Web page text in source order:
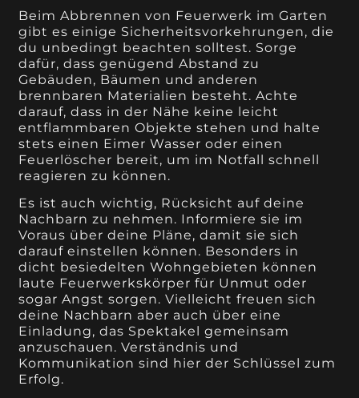
Beim Abbrennen von Feuerwerk im Garten
gibt es einige Sicherheitsvorkehrungen, die
du unbedingt beachten solltest. Sorge
dafür, dass genügend Abstand zu
Gebäuden, Bäumen und anderen
brennbaren Materialien besteht. Achte
darauf, dass in der Nähe keine leicht
entflammbaren Objekte stehen und halte
stets einen Eimer Wasser oder einen
Feuerlöscher bereit, um im Notfall schnell
reagieren zu können.
Es ist auch wichtig, Rücksicht auf deine
Nachbarn zu nehmen. Informiere sie im
Voraus über deine Pläne, damit sie sich
darauf einstellen können. Besonders in
dicht besiedelten Wohngebieten können
laute Feuerwerkskörper für Unmut oder
sogar Angst sorgen. Vielleicht freuen sich
deine Nachbarn aber auch über eine
Einladung, das Spektakel gemeinsam
anzuschauen. Verständnis und
Kommunikation sind hier der Schlüssel zum
Erfolg.